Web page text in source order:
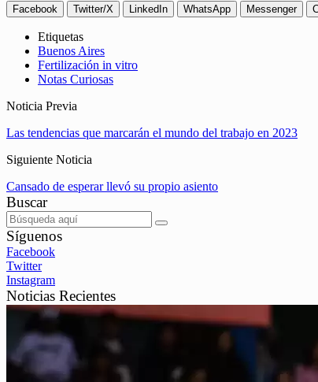
Facebook Twitter/X LinkedIn WhatsApp Messenger
Etiquetas
Buenos Aires
Fertilización in vitro
Notas Curiosas
Noticia Previa
Las tendencias que marcarán el mundo del trabajo en 2023
Siguiente Noticia
Cansado de esperar llevó su propio asiento
Buscar
Síguenos
Facebook
Twitter
Instagram
Noticias Recientes